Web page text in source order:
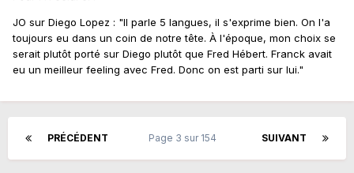
JO sur Diego Lopez : "Il parle 5 langues, il s'exprime bien. On l'a
toujours eu dans un coin de notre tête. À l'époque, mon choix se
serait plutôt porté sur Diego plutôt que Fred Hébert. Franck avait
eu un meilleur feeling avec Fred. Donc on est parti sur lui."
PRÉCÉDENT SUIVANT
Page 3 sur 154